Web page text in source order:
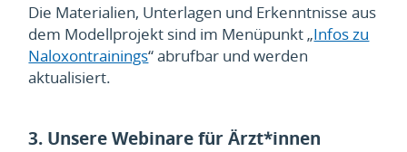
Die Materialien, Unterlagen und Erkenntnisse aus
dem Modellprojekt sind im Menüpunkt „Infos zu
Naloxontrainings“ abrufbar und werden
aktualisiert.
3. Unsere Webinare für Ärzt*innen